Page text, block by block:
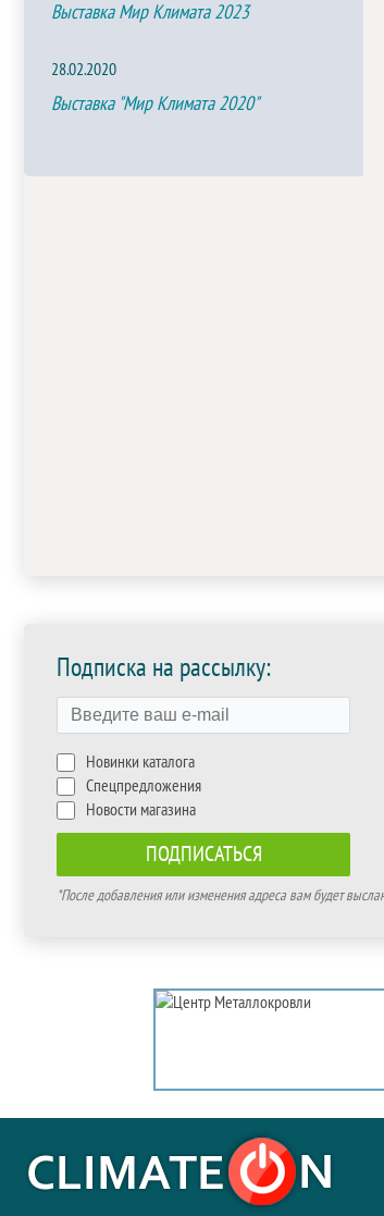
Выставка Мир Климата 2023
28.02.2020
Выставка "Мир Климата 2020"
Подписка на рассылку:
Новинки каталога
Спецпредложения
Новости магазина
*После добавления или изменения адреса вам будет